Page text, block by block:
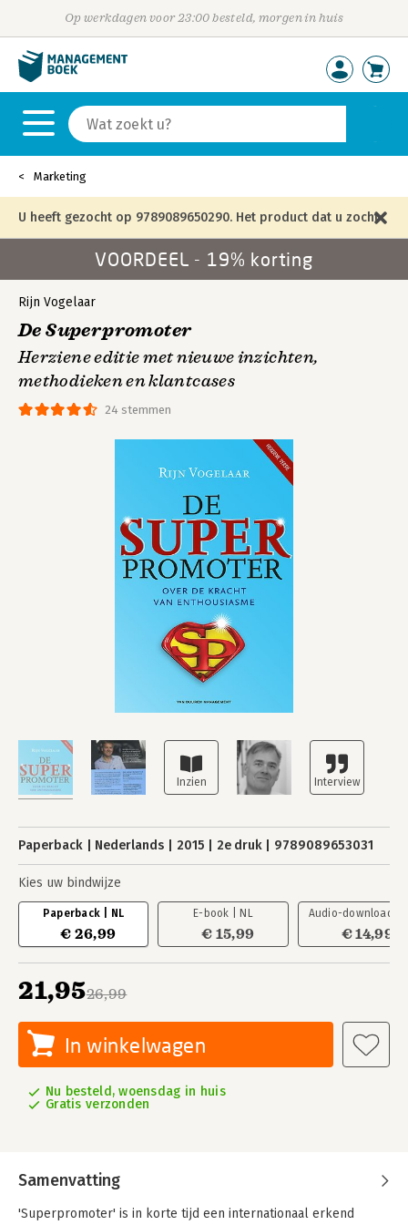
Op werkdagen voor 23:00 besteld, morgen in huis
Marketing
U heeft gezocht op 9789089650290. Het product dat u zocht
is niet meer in die editie leverbaar en is vervangen door de
onderstaande editie.
VOORDEEL - 19% korting
24 stemmen
Rijn Vogelaar
De Superpromoter
Herziene editie met nieuwe inzichten,
methodieken en klantcases
Paperback Nederlands 2015 2e druk 9789089653031
Kies uw bindwijze
Paperback | NL
€ 26,99
E-book | NL
€ 15,99
Audio-download |
€ 14,99
26,99
21,95
In winkelwagen
Nu besteld, woensdag in huis
Gratis verzonden
Samenvatting
'Superpromoter' is in korte tijd een internationaal erkend